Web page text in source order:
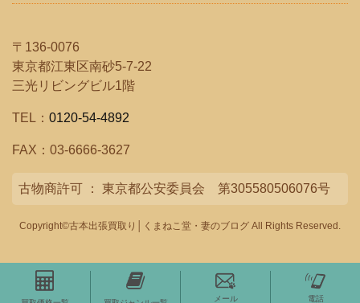
メール 電話
〒136-0076
東京都江東区南砂5-7-22
三光リビングビル1階
TEL： 0120-54-4892
FAX：03-6666-3627
古物商許可 ： 東京都公安委員会 第305580506076号
Copyright©古本出張買取り│くまねこ堂・妻のブログ All Rights Reserved.